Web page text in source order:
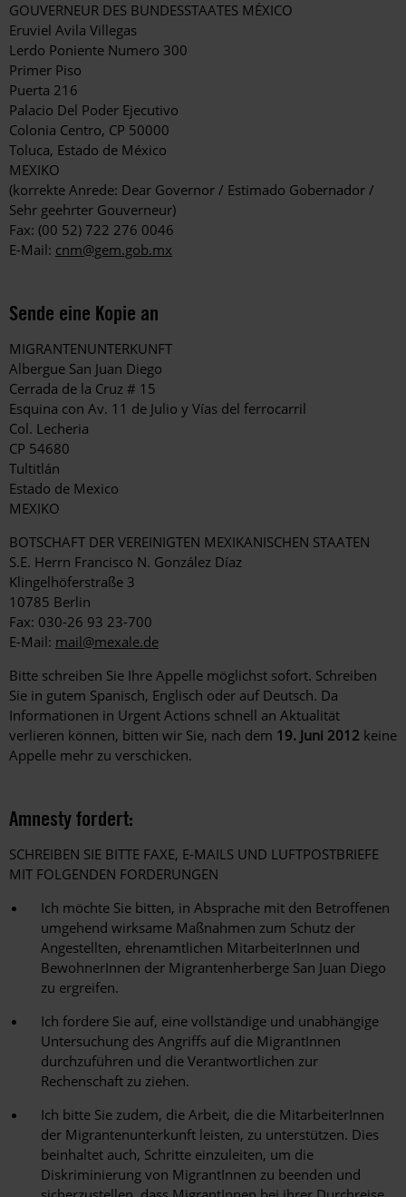
GOUVERNEUR DES BUNDESSTAATES MÉXICO
Eruviel Avila Villegas
Lerdo Poniente Numero 300
Primer Piso
Puerta 216
Palacio Del Poder Ejecutivo
Colonia Centro, CP 50000
Toluca, Estado de México
MEXIKO
(korrekte Anrede: Dear Governor / Estimado Gobernador /
Sehr geehrter Gouverneur)
Fax: (00 52) 722 276 0046
E-Mail: cnm@gem.gob.mx
Sende eine Kopie an
MIGRANTENUNTERKUNFT
Albergue San Juan Diego
Cerrada de la Cruz # 15
Esquina con Av. 11 de Julio y Vías del ferrocarril
Col. Lecheria
CP 54680
Tultitlán
Estado de Mexico
MEXIKO
BOTSCHAFT DER VEREINIGTEN MEXIKANISCHEN STAATEN
S.E. Herrn Francisco N. González Díaz
Klingelhöferstraße 3
10785 Berlin
Fax: 030-26 93 23-700
E-Mail: mail@mexale.de
Bitte schreiben Sie Ihre Appelle möglichst sofort. Schreiben
Sie in gutem Spanisch, Englisch oder auf Deutsch. Da
Informationen in Urgent Actions schnell an Aktualität
verlieren können, bitten wir Sie, nach dem 19. Juni 2012 keine
Appelle mehr zu verschicken.
Amnesty fordert:
SCHREIBEN SIE BITTE FAXE, E-MAILS UND LUFTPOSTBRIEFE
MIT FOLGENDEN FORDERUNGEN
Ich möchte Sie bitten, in Absprache mit den Betroffenen
umgehend wirksame Maßnahmen zum Schutz der
Angestellten, ehrenamtlichen MitarbeiterInnen und
BewohnerInnen der Migrantenherberge San Juan Diego
zu ergreifen.
Ich fordere Sie auf, eine vollständige und unabhängige
Untersuchung des Angriffs auf die MigrantInnen
durchzuführen und die Verantwortlichen zur
Rechenschaft zu ziehen.
Ich bitte Sie zudem, die Arbeit, die die MitarbeiterInnen
der Migrantenunterkunft leisten, zu unterstützen. Dies
beinhaltet auch, Schritte einzuleiten, um die
Diskriminierung von MigrantInnen zu beenden und